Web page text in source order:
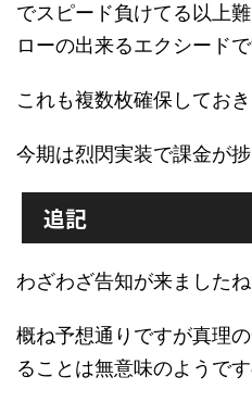
でスピード負けてる以上
ローの出来るエクシードで
これも複数枚確保しておき
今期は烈閃実装で課金が
追記
わざわざ告知が来ました
概ね予想通りですが真理
ることは無意味のようで